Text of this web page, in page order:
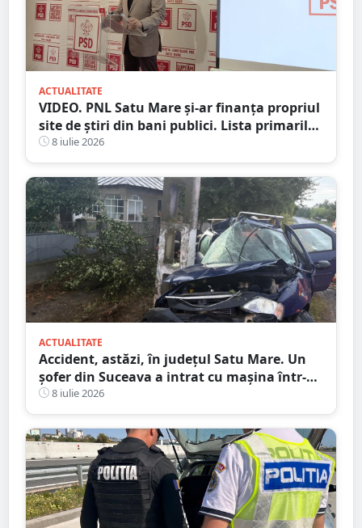
ACTUALITATE
VIDEO. PNL Satu Mare și-ar finanța propriul
site de știri din bani publici. Lista primarilor
liberali care au ”decartat”
8 iulie 2026
ACTUALITATE
Accident, astăzi, în județul Satu Mare. Un
șofer din Suceava a intrat cu mașina într-
un stâlp
8 iulie 2026